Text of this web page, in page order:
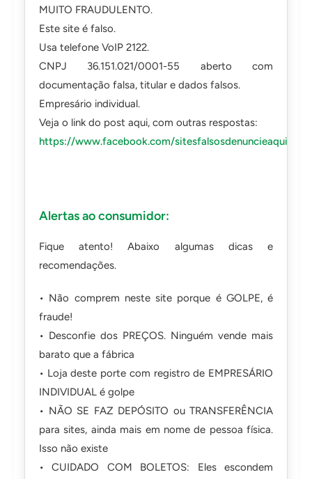
MUITO FRAUDULENTO.
Este site é falso.
Usa telefone VoIP 2122.
CNPJ 36.151.021/0001-55 aberto com
documentação falsa, titular e dados falsos.
Empresário individual.
Veja o link do post aqui, com outras respostas:
https://www.facebook.com/sitesfalsosdenuncieaqui/
Alertas ao consumidor:
Fique atento! Abaixo algumas dicas e
recomendações.
• Não comprem neste site porque é GOLPE, é
fraude!
• Desconfie dos PREÇOS. Ninguém vende mais
barato que a fábrica
• Loja deste porte com registro de EMPRESÁRIO
INDIVIDUAL é golpe
• NÃO SE FAZ DEPÓSITO ou TRANSFERÊNCIA
para sites, ainda mais em nome de pessoa física.
Isso não existe
• CUIDADO COM BOLETOS: Eles escondem